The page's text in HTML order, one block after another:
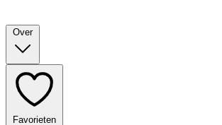
Over
Favorieten